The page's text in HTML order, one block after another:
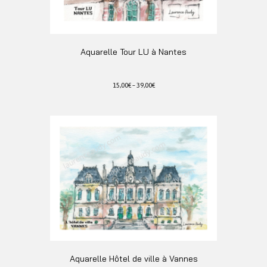
Aquarelle Tour LU à Nantes
15,00€–39,00€
plusieurs
variations.
Les
options
peuvent
être
choisies
sur
la
du
Aquarelle Hôtel de ville à Vannes